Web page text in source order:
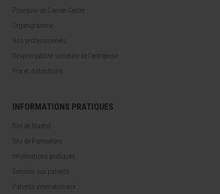
Pourquoi un Cancer Center
Organigramme
Nos professionnels
Responsabilité sociétale de l’entreprise
Prix et distinctions
INFORMATIONS PRATIQUES
Site de Madrid
Site de Pampelune
Informations pratiques
Services aux patients
Patients internationaux